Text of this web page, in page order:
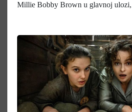
Millie Bobby Brown u glavnoj ulozi,